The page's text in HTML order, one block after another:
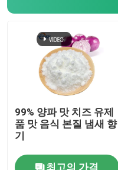
VR 쇼
우리 에 관한 것
공장 투어
99% 양파 맛 치즈 유제
품 맛 음식 본질 냄새 향
기
최고의 가격